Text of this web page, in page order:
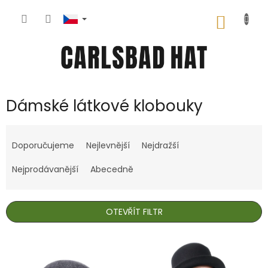
Dámské látkové klobouky
a
e
p
r
Doporučujeme Nejlevnější
Nejdražší
Nejprodávanější
Abecedně
OTEVŘÍT FILTR